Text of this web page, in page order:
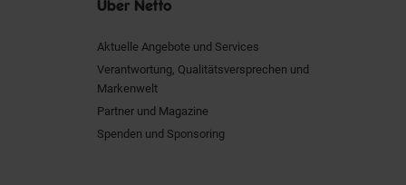
Über Netto
Aktuelle Angebote und Services
Verantwortung, Qualitätsversprechen und
Markenwelt
Partner und Magazine
Spenden und Sponsoring